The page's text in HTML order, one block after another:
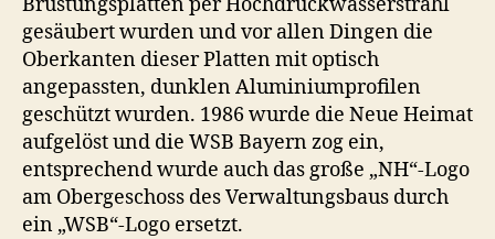
gesäubert wurden und vor allen Dingen die
Oberkanten dieser Platten mit optisch
angepassten, dunklen Aluminiumprofilen
geschützt wurden. 1986 wurde die Neue Heimat
aufgelöst und die WSB Bayern zog ein,
entsprechend wurde auch das große „NH“-Logo
am Obergeschoss des Verwaltungsbaus durch
ein „WSB“-Logo ersetzt.